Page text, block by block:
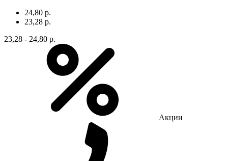
24,80 р.
23,28 р.
23,28 - 24,80 р.
Акции